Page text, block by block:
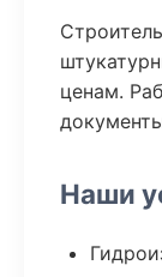
ценам.
Наши